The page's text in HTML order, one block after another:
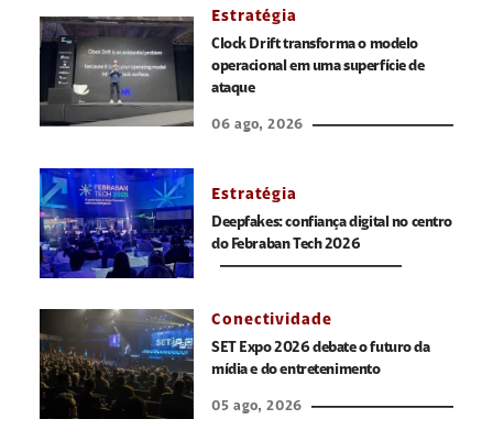
Estratégia
Clock Drift transforma o modelo
operacional em uma superfície de
ataque
06 ago, 2026
Estratégia
Deepfakes: confiança digital no centro
do Febraban Tech 2026
Conectividade
SET Expo 2026 debate o futuro da
mídia e do entretenimento
05 ago, 2026